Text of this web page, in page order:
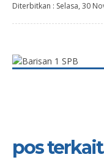
Diterbitkan : Selasa, 30
pos